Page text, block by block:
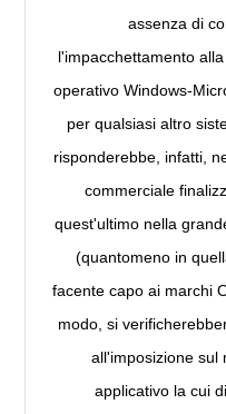
assenza di
l'impacchettamento
operativo Windows-
per qualsiasi altro
risponderebbe, infatti,
commerciale
quest'ultimo nella
(quantomeno in
facente capo ai marchi
modo, si
all'imposizione sul
applicativo la cui